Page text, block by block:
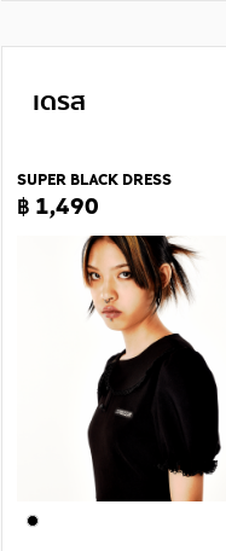
เดรส
SUPER BLACK DRESS
฿ 1,490